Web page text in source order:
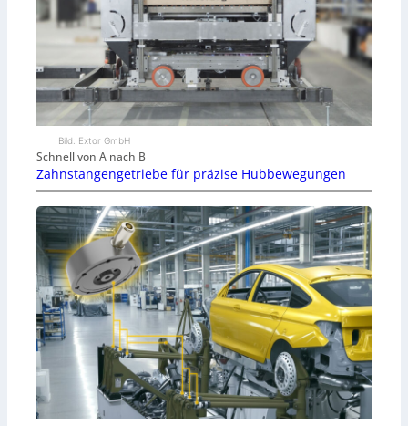
Bild: Extor GmbH
Schnell von A nach B
Zahnstangengetriebe für präzise Hubbewegungen